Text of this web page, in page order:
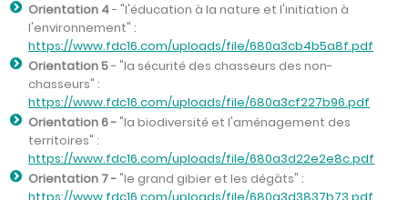
Orientation 4- "l'éducation à la nature et l'initiation à
l'environnement" :
https://www.fdc16.com/uploads/file/680a3cb4b5a8f.pdf
Orientation 5- "la sécurité des chasseurs des non-
chasseurs" :
https://www.fdc16.com/uploads/file/680a3cf227b96.pdf
Orientation 6 -"la biodiversité et l'aménagement des
territoires" :
https://www.fdc16.com/uploads/file/680a3d22e2e8c.pdf
Orientation 7 -"le grand gibier et les dégâts" :